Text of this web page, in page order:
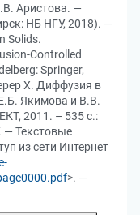
Аристова. —
НБ НГУ, 2018). —
Solids.
Controlled
Springer,
Х. Диффузия в
Якимова и В.В.
2011. – 535 с.:
— Текстовые
из сети Интернет
>. —